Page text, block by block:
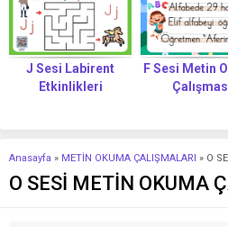
J Sesi Labirent
Etkinlikleri
F Sesi Metin
Anasayfa » METİN OKUMA ÇALIŞMALARI » O
O SESİ METİN OKUMA